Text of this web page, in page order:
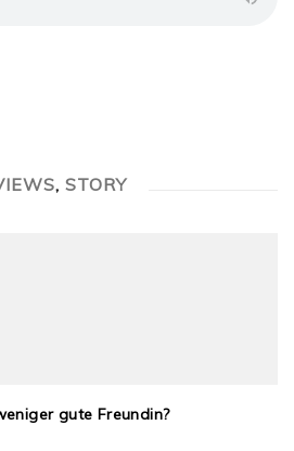
, STORY
gute Freundin?